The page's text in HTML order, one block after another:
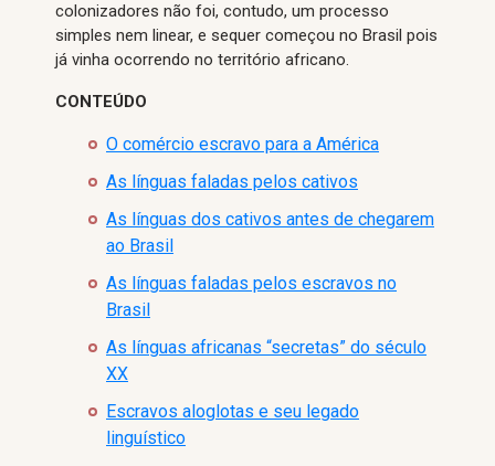
colonizadores não foi, contudo, um processo
simples nem linear, e sequer começou no Brasil pois
já vinha ocorrendo no território africano.
CONTEÚDO
O comércio escravo para a América
As línguas faladas pelos cativos
As línguas dos cativos antes de chegarem
ao Brasil
As línguas faladas pelos escravos no
Brasil
As línguas africanas “secretas” do século
XX
Escravos aloglotas e seu legado
linguístico